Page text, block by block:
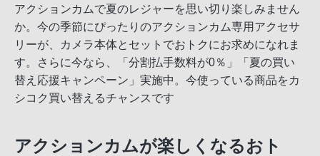
アクションカムで夏のレジャーを思い切り楽しみません
か。今の季節にぴったりのアクションカム専用アクセサ
リーが、カメラ本体とセットでおトクにお求めになれま
す。さらに今なら、「分割払手数料が0％」「夏の買い
替え応援キャンペーン」実施中。今使っている商品をカ
シコク買い替えるチャンスです
アクションカムが楽しくなるおト